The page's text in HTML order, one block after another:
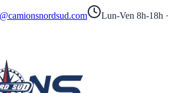
Lun-Ven 8h-18h